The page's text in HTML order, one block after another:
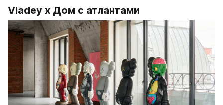
Vladey x Дом с атлантами